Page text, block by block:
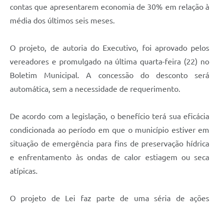
contas que apresentarem economia de 30% em relação à
média dos últimos seis meses.
O projeto, de autoria do Executivo, foi aprovado pelos
vereadores e promulgado na última quarta-feira (22) no
Boletim Municipal. A concessão do desconto será
automática, sem a necessidade de requerimento.
De acordo com a legislação, o benefício terá sua eficácia
condicionada ao período em que o município estiver em
situação de emergência para fins de preservação hídrica
e enfrentamento às ondas de calor estiagem ou seca
atípicas.
O projeto de Lei faz parte de uma séria de ações